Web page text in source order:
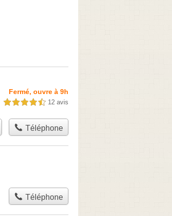
Fermé, ouvre à 9h
4,5 étoiles sur 5 12 avis
Téléphone
Téléphone